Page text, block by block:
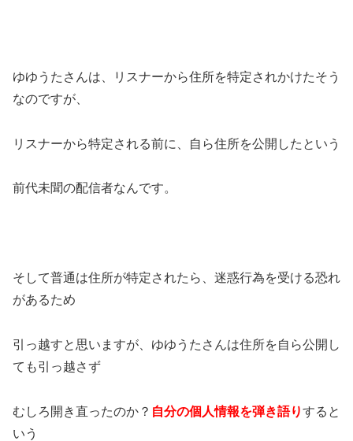
ゆゆうたさんは、リスナーから住所を特定されかけたそう
なのですが、
リスナーから特定される前に、自ら住所を公開したという
前代未聞の配信者なんです。
そして普通は住所が特定されたら、迷惑行為を受ける恐れ
があるため
引っ越すと思いますが、ゆゆうたさんは住所を自ら公開し
ても引っ越さず
むしろ開き直ったのか？ 自分の個人情報を弾き語りすると
いう